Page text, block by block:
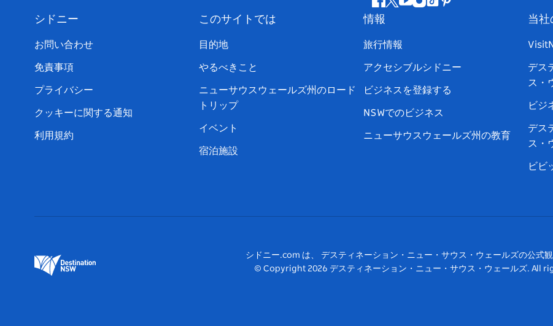
フ
ェ
イ
ス
ブ
ッ
ツ
ッ
ー
ユ
ー
ブ
イ
グ
ラ
テ
ト
ッ
ピ
ス
ト
シドニー
お問い合わせ
免責事項
プライバシー
クッキーに関する通知
利用規約
このサイトでは
目的地
やるべきこと
ニューサウスウェールズ州のロード
トリップ
イベント
宿泊施設
情報
旅行情報
アクセシブルシドニー
ビジネスを登録する
NSWでのビジネス
ニューサウスウェールズ州の教育
当社
デス
ス・
ビジ
デス
ス・
ビビ
シドニー.com は、 デスティネーション・ニュー・サウス・ウェールズの公式観
© Copyright 2026 デスティネーション・ニュー・サウス・ウェールズ. All